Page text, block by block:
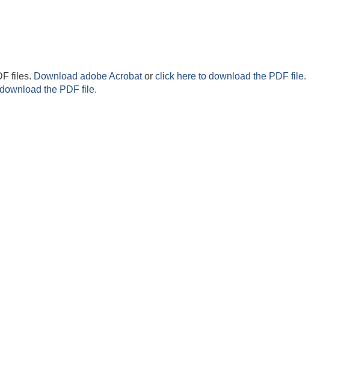
files. Download adobe Acrobator click here to download the PDF file.
the PDF file.